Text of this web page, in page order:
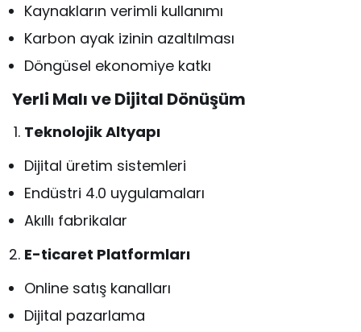
Kaynakların verimli kullanımı
Karbon ayak izinin azaltılması
Döngüsel ekonomiye katkı
Yerli Malı ve Dijital Dönüşüm
Teknolojik Altyapı
Dijital üretim sistemleri
Endüstri 4.0 uygulamaları
Akıllı fabrikalar
E-ticaret Platformları
Online satış kanalları
Dijital pazarlama